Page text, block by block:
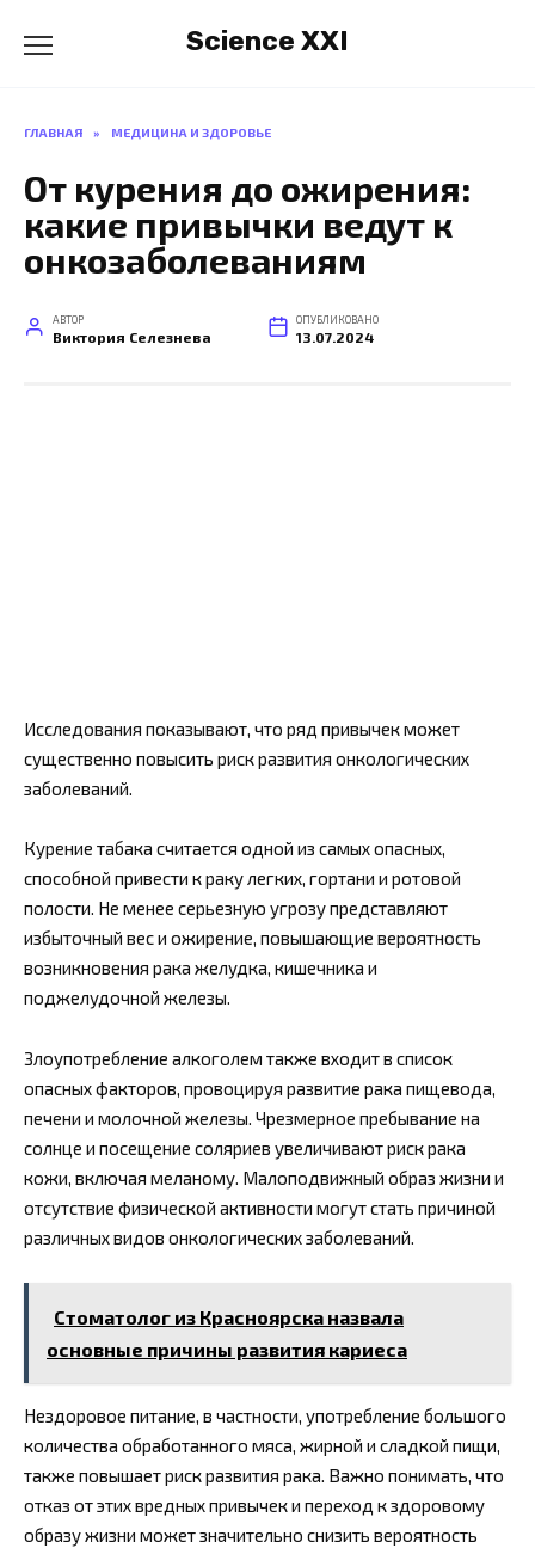
содержанию
Science XXI
ГЛАВНАЯ » МЕДИЦИНА И ЗДОРОВЬЕ
От курения до ожирения:
какие привычки ведут к
онкозаболеваниям
АВТОР
Виктория Селезнева
ОПУБЛИКОВАНО
13.07.2024
Исследования показывают, что ряд привычек может
существенно повысить риск развития онкологических
заболеваний.
Курение табака считается одной из самых опасных,
способной привести к раку легких, гортани и ротовой
полости. Не менее серьезную угрозу представляют
избыточный вес и ожирение, повышающие вероятность
возникновения рака желудка, кишечника и
поджелудочной железы.
Злоупотребление алкоголем также входит в список
опасных факторов, провоцируя развитие рака пищевода,
печени и молочной железы. Чрезмерное пребывание на
солнце и посещение соляриев увеличивают риск рака
кожи, включая меланому. Малоподвижный образ жизни и
отсутствие физической активности могут стать причиной
различных видов онкологических заболеваний.
Стоматолог из Красноярска назвала
основные причины развития кариеса
Нездоровое питание, в частности, употребление большого
количества обработанного мяса, жирной и сладкой пищи,
также повышает риск развития рака. Важно понимать, что
отказ от этих вредных привычек и переход к здоровому
образу жизни может значительно снизить вероятность